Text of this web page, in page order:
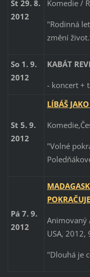
St 29. 8.
2012
Komedie /
"Rodinná
změní
So 1. 9.
2012
KABÁT
- koncert +
St 5. 9.
2012
LÍBÁŠ
"Volné
Pá 7. 9.
2012
Animovaný
USA, 2012,
"Dlouhá je